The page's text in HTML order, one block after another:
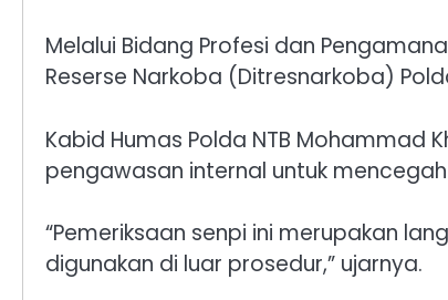
Melalui Bidang Profesi dan
Reserse Narkoba (Ditresnarkoba)
Kabid Humas Polda NTB
pengawasan internal untuk
“Pemeriksaan senpi ini merupakan
digunakan di luar prosedur,” ujarnya.